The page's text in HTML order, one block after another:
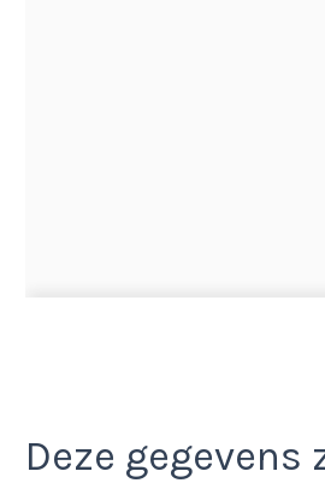
Deze gegevens